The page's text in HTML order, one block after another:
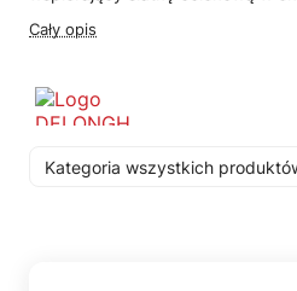
Cały opis
Kategoria wszystkich